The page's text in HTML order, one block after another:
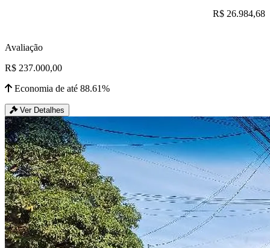
R$ 26.984,68
Avaliação
R$ 237.000,00
Economia de até 88.61%
Ver Detalhes